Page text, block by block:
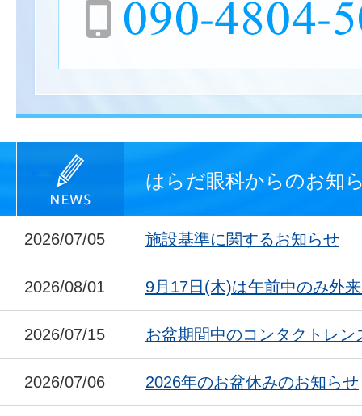
はらだ眼科からのお知
2026/07/05 施設基準に関するお知らせ
2026/08/01 9月17日(木)は午前中のみ外
2026/07/15 お盆期間中のコンタクトレン
2026/07/06 2026年のお盆休みのお知らせ